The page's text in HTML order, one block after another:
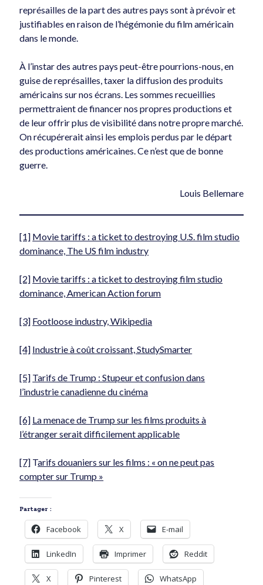
représailles de la part des autres pays sont à prévoir et
justifiables en raison de l’hégémonie du film américain
dans le monde.
À l’instar des autres pays peut-être pourrions-nous, en
guise de représailles, taxer la diffusion des produits
américains sur nos écrans. Les sommes recueillies
permettraient de financer nos propres productions et
de leur offrir plus de visibilité dans notre propre marché.
On récupérerait ainsi les emplois perdus par le départ
des productions américaines. Ce n’est que de bonne
guerre.
Louis Bellemare
[1] Movie tariffs : a ticket to destroying U.S. film studio
dominance, The US film industry
[2] Movie tariffs : a ticket to destroying film studio
dominance, American Action forum
[3] Footloose industry, Wikipedia
[4] Industrie à coût croissant, StudySmarter
[5] Tarifs de Trump : Stupeur et confusion dans
l’industrie canadienne du cinéma
[6] La menace de Trump sur les films produits à
l’étranger serait difficilement applicable
[7] Tarifs douaniers sur les films : « on ne peut pas
compter sur Trump »
Partager :
Facebook X E-mail
LinkedIn Imprimer Reddit
X Pinterest WhatsApp